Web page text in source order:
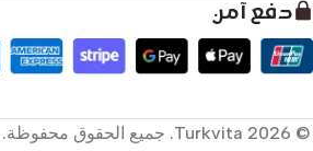
دفع آمن
© 2026 Turkvita. جميع الحقوق محفوظة. صيدلية موثوقة في تركيا